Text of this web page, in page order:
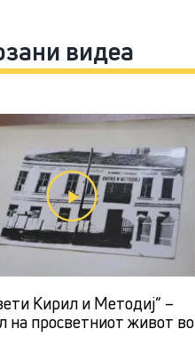
видеа
Кирил и Методиј“ –
на просветниот живот во